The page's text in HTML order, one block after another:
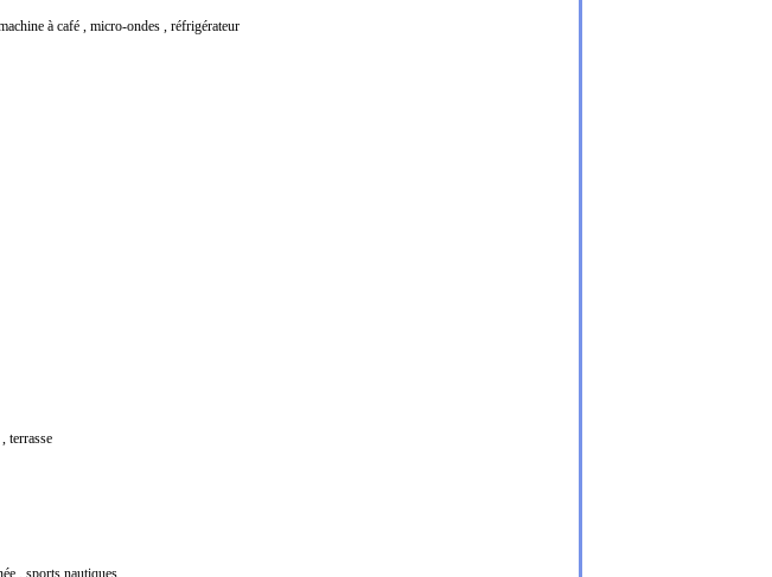
à café , micro-ondes , réfrigérateur
, terrasse
, sports nautiques